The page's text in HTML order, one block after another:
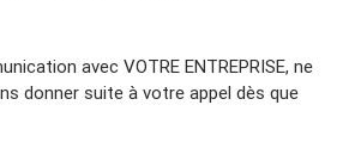
avec VOTRE ENTREPRISE, ne
donner suite à votre appel dès que